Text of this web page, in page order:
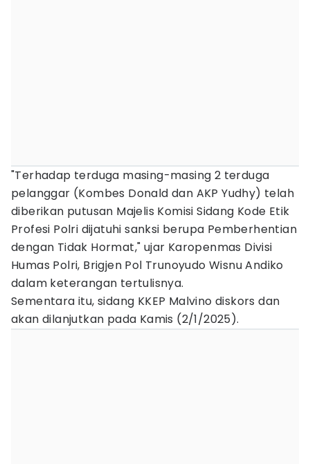
"Terhadap terduga masing-masing 2 terduga
pelanggar (Kombes Donald dan AKP Yudhy) telah
diberikan putusan Majelis Komisi Sidang Kode Etik
Profesi Polri dijatuhi sanksi berupa Pemberhentian
dengan Tidak Hormat," ujar Karopenmas Divisi
Humas Polri, Brigjen Pol Trunoyudo Wisnu Andiko
dalam keterangan tertulisnya.
Sementara itu, sidang KKEP Malvino diskors dan
akan dilanjutkan pada Kamis (2/1/2025).